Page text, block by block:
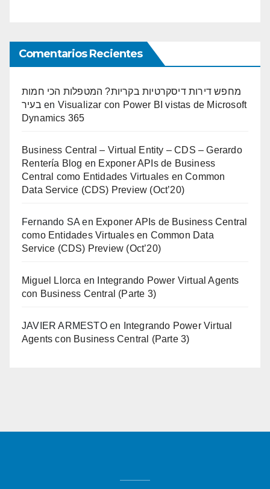
Comentarios Recientes
מחפש דירות דיסקרטיות בקריות? המטפלות הכי חמות
בעיר en Visualizar con Power BI vistas de Microsoft
Dynamics 365
Business Central – Virtual Entity – CDS – Gerardo
Rentería Blog en Exponer APIs de Business
Central como Entidades Virtuales en Common
Data Service (CDS) Preview (Oct’20)
Fernando SA en Exponer APIs de Business Central
como Entidades Virtuales en Common Data
Service (CDS) Preview (Oct’20)
Miguel Llorca en
Integrando Power Virtual Agents
con Business Central (Parte 3)
JAVIER ARMESTOen
Integrando Power Virtual
Agents con Business Central (Parte 3)